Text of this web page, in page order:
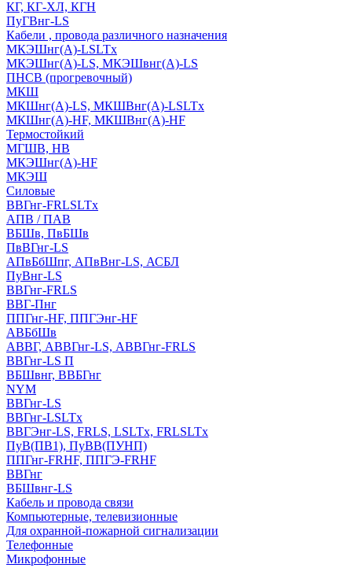
КГ, КГ-ХЛ, КГН
ПуГВнг-LS
Кабели , провода различного назначения
МКЭШнг(А)-LSLTx
МКЭШнг(А)-LS, МКЭШвнг(А)-LS
ПНСВ (прогревочный)
МКШ
МКШнг(А)-LS, МКШВнг(А)-LSLTx
МКШнг(А)-HF, МКШВнг(А)-HF
Термостойкий
МГШВ, НВ
МКЭШнг(А)-HF
МКЭШ
Силовые
ВВГнг-FRLSLTx
АПВ / ПАВ
ВБШв, ПвБШв
ПвВГнг-LS
АПвБбШпг, АПвВнг-LS, АСБЛ
ПуВнг-LS
ВВГнг-FRLS
ВВГ-Пнг
ППГнг-HF, ППГЭнг-HF
АВБбШв
АВВГ, АВВГнг-LS, АВВГнг-FRLS
ВВГнг-LS П
ВБШвнг, ВВБГнг
NYM
ВВГнг-LS
ВВГнг-LSLTx
ВВГЭнг-LS, FRLS, LSLTx, FRLSLTx
ПуВ(ПВ1), ПуВВ(ПУНП)
ППГнг-FRHF, ППГЭ-FRHF
ВВГнг
ВБШвнг-LS
Кабель и провода связи
Компьютерные, телевизионные
Для охранной-пожарной сигнализации
Телефонные
Микрофонные